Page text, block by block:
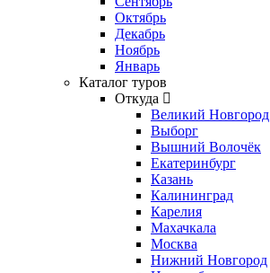
Октябрь
Декабрь
Ноябрь
Январь
Каталог туров
Откуда
Великий Новгород
Выборг
Вышний Волочёк
Екатеринбург
Казань
Калининград
Карелия
Махачкала
Москва
Нижний Новгород